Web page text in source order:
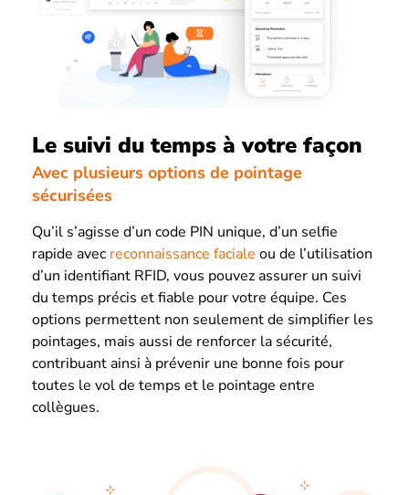
Le suivi du temps à votre façon
Avec plusieurs options de pointage
sécurisées
Qu’il s’agisse d’un code PIN unique, d’un selfie
rapide avec reconnaissance faciale ou de l’utilisation
d’un identifiant RFID, vous pouvez assurer un suivi
du temps précis et fiable pour votre équipe. Ces
options permettent non seulement de simplifier les
pointages, mais aussi de renforcer la sécurité,
contribuant ainsi à prévenir une bonne fois pour
toutes le vol de temps et le pointage entre
collègues.